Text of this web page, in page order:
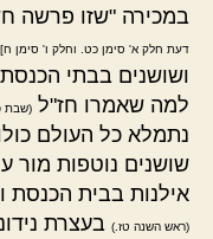
במכירה "שזו פרשה
דעת חלק א' סימן כט. וחלק ו' סימן ח]
ושושנים בבתי
למה שאמרו חז"ל (שבת
נתמלא כל העולם
שושנים נוטפות מור
אילנות בבית הכנסת
(ראש השנה טז.) בעצרת